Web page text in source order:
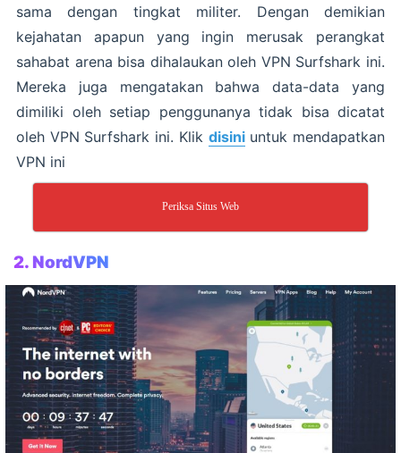
sama dengan tingkat militer. Dengan demikian
kejahatan apapun yang ingin merusak perangkat
sahabat arena bisa dihalaukan oleh VPN Surfshark ini.
Mereka juga mengatakan bahwa data-data yang
dimiliki oleh setiap penggunanya tidak bisa dicatat
oleh VPN Surfshark ini. Klik disiniuntuk mendapatkan
VPN ini
Periksa Situs Web
2. NordVPN